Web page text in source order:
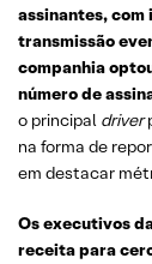
assinantes,
transmissão
companhia
número de
o principal driver
na forma de
em destacar
Os executivos
receita para